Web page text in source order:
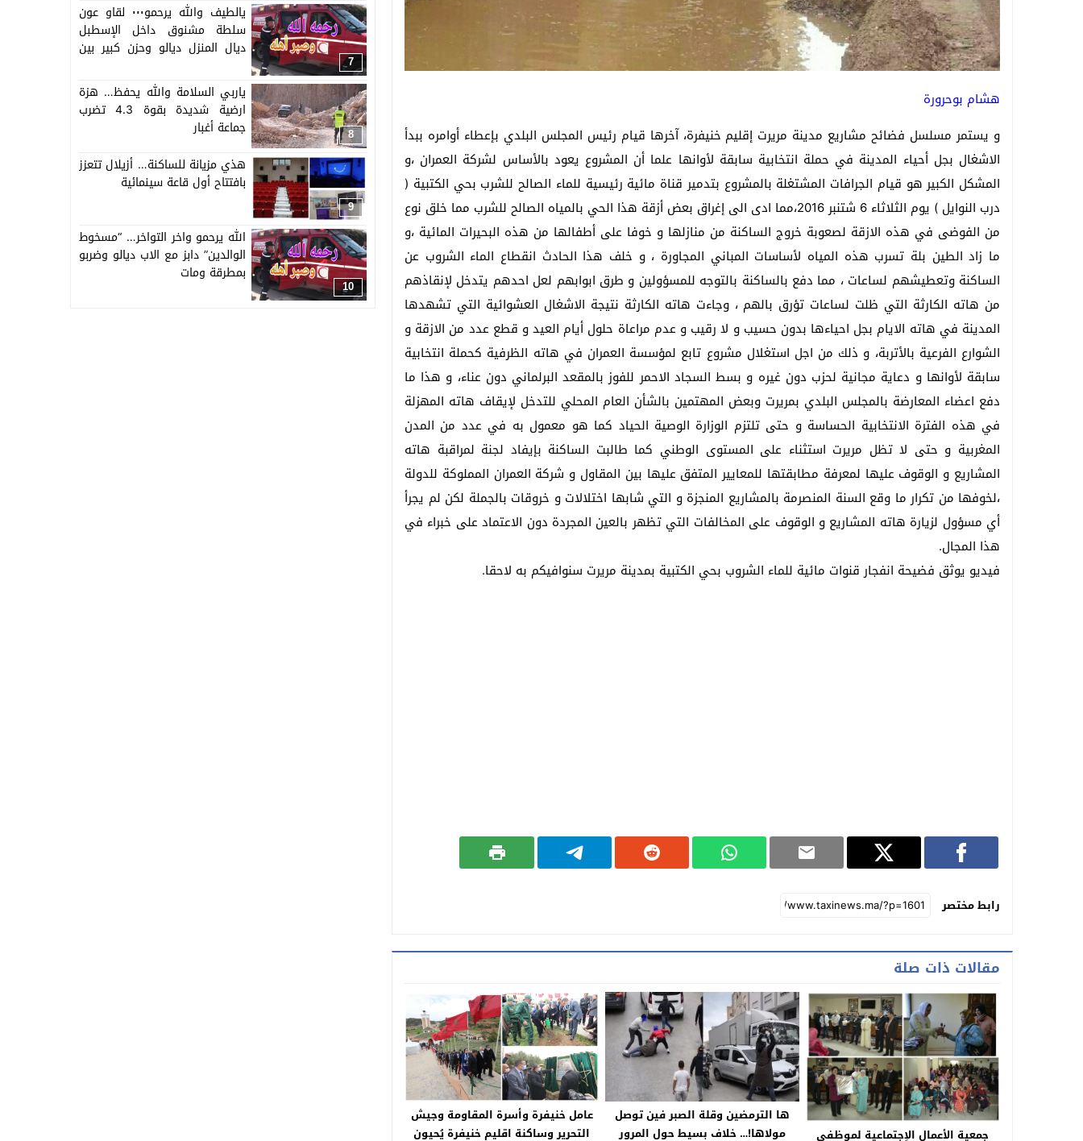
هشام بوحرورة
و يستمر مسلسل فضائح مشاريع مدينة مريرت إقليم خنيفرة، آخرها قيام رئيس المجلس البلدي بإعطاء أوامره ببدأ
الاشغال بجل أحياء المدينة في حملة انتخابية سابقة لأوانها علما أن المشروع يعود بالأساس لشركة العمران ،و
المشكل الكبير هو قيام الجرافات المشتغلة بالمشروع بتدمير قناة مائية رئيسية للماء الصالح للشرب بحي الكتبية (
درب النوايل ) يوم الثلاثاء 6 شتنبر 2016،مما ادى الى إغراق بعض أزقة هذا الحي بالمياه الصالح للشرب مما خلق نوع
من الفوضى في هذه الازقة لصعوبة خروج الساكنة من منازلها و خوفا على أطفالها من هذه البحيرات المائية ،و
ما زاد الطين بلة تسرب هذه المياه لأساسات المباني المجاورة ، و خلف هذا الحادث انقطاع الماء الشروب عن
الساكنة وتعطيشهم لساعات ، مما دفع بالساكنة بالتوجه للمسؤولين و طرق ابوابهم لعل احدهم يتدخل لإنقاذهم
من هاته الكارثة التي ظلت لساعات تؤرق بالهم ، وجاءت هاته الكارثة نتيجة الاشغال العشوائية التي تشهدها
المدينة في هاته الايام بجل احياءها بدون حسيب و لا رقيب و عدم مراعاة حلول أيام العيد و قطع عدد من الازقة و
الشوارع الفرعية بالأتربة، و ذلك من اجل استغلال مشروع تابع لمؤسسة العمران في هاته الظرفية كحملة انتخابية
سابقة لأوانها و دعاية مجانية لحزب دون غيره و بسط السجاد الاحمر للفوز بالمقعد البرلماني دون عناء، و هذا ما
دفع اعضاء المعارضة بالمجلس البلدي بمريرت وبعض المهتمين بالشأن العام المحلي للتدخل لإيقاف هاته المهزلة
في هذه الفترة الانتخابية الحساسة و حتى تلتزم الوزارة الوصية الحياد كما هو معمول به في عدد من المدن
المغربية و حتى لا تظل مريرت استثناء على المستوى الوطني كما طالبت الساكنة بإيفاد لجنة لمراقبة هاته
المشاريع و الوقوف عليها لمعرفة مطابقتها للمعايير المتفق عليها بين المقاول و شركة العمران المملوكة للدولة
،لخوفها من تكرار ما وقع السنة المنصرمة بالمشاريع المنجزة و التي شابها اختلالات و خروقات بالجملة لكن لم يجرأ
أي مسؤول لزيارة هاته المشاريع و الوقوف على المخالفات التي تظهر بالعين المجردة دون الاعتماد على خبراء في
هذا المجال.
فيديو يوثق فضيحة انفجار قنوات مائية للماء الشروب بحي الكتبية بمدينة مريرت سنوافيكم به لاحقا.
رابط مختصر
مقالات ذات صلة
جمعية الأعمال الاٍجتماعية لموظفي
ها الترمضين وقلة الصبر فين توصل
مولاها!… خلاف بسيط حول المرور
عامل خنيفرة وأسرة المقاومة وجيش
التحرير وساكنة اقليم خنيفرة يُحيون
7
يالطيف والله يرحمو٠٠٠ لقاو عون
سلطة مشنوق داخل الإسطبل
ديال المنزل ديالو وحزن كبير بين
8
ياربي السلامة والله يحفظ… هزة
ارضية شديدة بقوة 4.3 تضرب
جماعة أغبار
9
هذي مزيانة للساكنة… أزيلال تتعزز
بافتتاح أول قاعة سينمائية
10
الله يرحمو واخر التواخر… “مسخوط
الوالدين” دابز مع الاب ديالو وضربو
بمطرقة ومات